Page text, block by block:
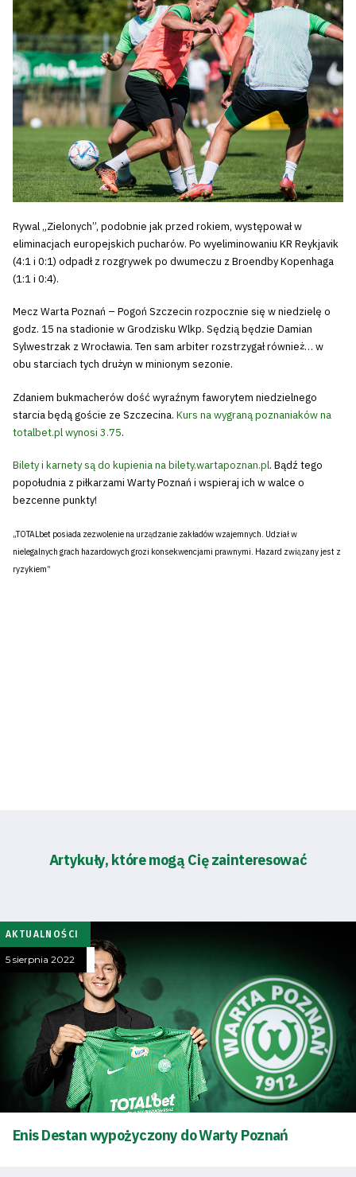
oszczędności
energii
Dostępność
SEARCH
FOR:
Search Button
Klub
Tabela
Futbol
Aktualności
Warta
Fundacja
Biznes
Rywal „Zielonych”, podobnie jak przed rokiem, występował w
eliminacjach europejskich pucharów. Po wyeliminowaniu KR Reykjavik
(4:1 i 0:1) odpadł z rozgrywek po dwumeczu z Broendby Kopenhaga
(1:1 i 0:4).
Mecz Warta Poznań – Pogoń Szczecin rozpocznie się w niedzielę o
godz. 15 na stadionie w Grodzisku Wlkp. Sędzią będzie Damian
Sylwestrzak z Wrocławia. Ten sam arbiter rozstrzygał również… w
obu starciach tych drużyn w minionym sezonie.
Zdaniem bukmacherów dość wyraźnym faworytem niedzielnego
starcia będą goście ze Szczecina. Kurs na wygraną poznaniaków na
totalbet.pl wynosi 3.75.
Bilety i karnety są do kupienia na bilety.wartapoznan.pl. Bądź tego
popołudnia z piłkarzami Warty Poznań i wspieraj ich w walce o
bezcenne punkty!
„TOTALbet posiada zezwolenie na urządzanie zakładów wzajemnych. Udział w
nielegalnych grach hazardowych grozi konsekwencjami prawnymi. Hazard związany jest z
ryzykiem”
Artykuły, które mogą Cię zainteresować
AKTUALNOŚCI
5 sierpnia 2022
Enis Destan wypożyczony do Warty Poznań